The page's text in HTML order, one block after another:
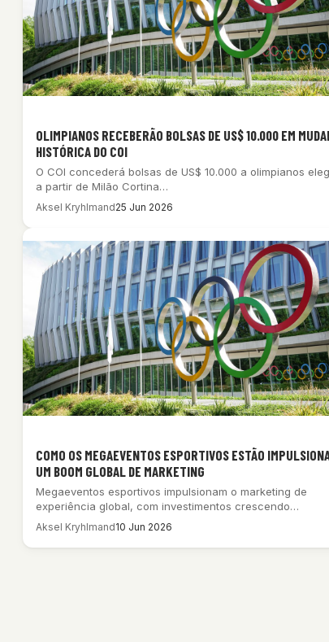
OLIMPIANOS RECEBERÃO BOLSAS DE US$ 10.000 EM
HISTÓRICA DO COI
O COI concederá bolsas de US$ 10.000 a olimpianos
a partir de Milão Cortina…
Aksel Kryhlmand25 Jun 2026
COMO OS MEGAEVENTOS ESPORTIVOS ESTÃO
UM BOOM GLOBAL DE MARKETING
Megaeventos esportivos impulsionam o marketing de
experiência global, com investimentos crescendo
significativamente nos setores B2C…
Aksel Kryhlmand10 Jun 2026